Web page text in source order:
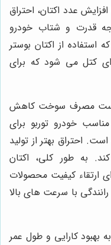
عدد اکتان، احتراق
قدرت و شتاب خودرو
از اکتان بوستر
کتل می شود که برای
است مصرف سوخت کاهش
خودرو توربو برای
احتراق بهتر از تولید
به طور کلی، اکتان
ارتقاء کیفیت محصولات
با سرعت های بالا
بهبود کارایی و طول عمر